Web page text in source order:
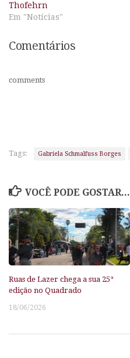
Thofehrn
Em "Notícias"
Comentários
comments
Tags: Gabriela Schmalfuss Borges
VOCÊ PODE GOSTAR...
Ruas de Lazer chega a sua 25°
edição no Quadrado
18/06/2026